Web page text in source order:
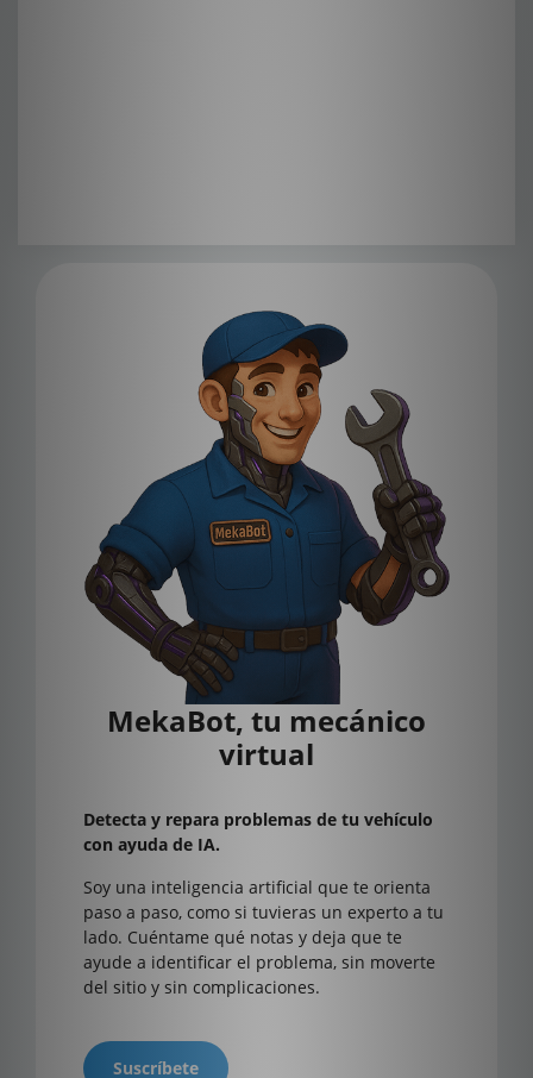
MekaBot, tu mecánico
virtual
Detecta y repara problemas de tu vehículo
con ayuda de IA.
Soy una inteligencia artificial que te orienta
paso a paso, como si tuvieras un experto a tu
lado. Cuéntame qué notas y deja que te
ayude a identificar el problema, sin moverte
del sitio y sin complicaciones.
Suscríbete